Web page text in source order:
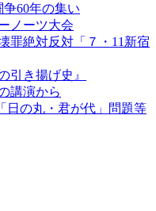
争60年の集い
ノーツ大会
罪絶対反対「７・11新宿
引き揚げ史』
講演から
日の丸・君が代」問題等